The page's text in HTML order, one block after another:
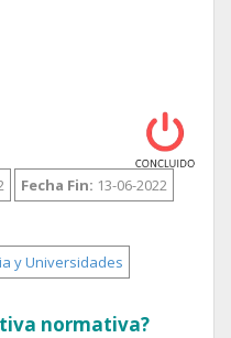
Fecha Fin: 13-06-2022
y Universidades
normativa?